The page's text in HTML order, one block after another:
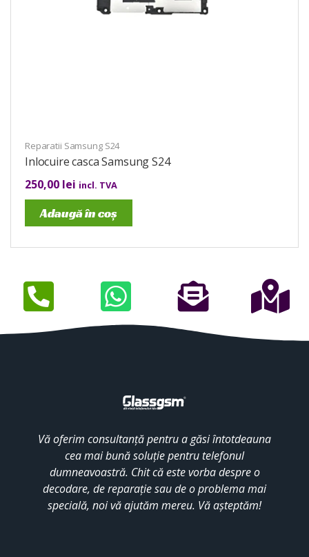
Reparatii Samsung S24
Inlocuire casca Samsung S24
250,00 lei incl. TVA
Adaugă în coș
Vă oferim consultanță pentru a găsi întotdeauna
cea mai bună soluție pentru telefonul
dumneavoastră. Chit că este vorba despre o
decodare, de reparație sau de o problema mai
specială, noi vă ajutăm mereu. Vă așteptăm!